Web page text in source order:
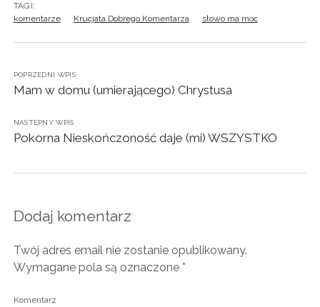
TAGI:
komentarze
Krucjata Dobrego Komentarza słowo ma moc
POPRZEDNI WPIS
Mam w domu (umierającego) Chrystusa
NASTĘPNY WPIS
Pokorna Nieskończoność daje (mi) WSZYSTKO
Dodaj komentarz
Twój adres email nie zostanie opublikowany.
Wymagane pola są oznaczone *
Komentarz